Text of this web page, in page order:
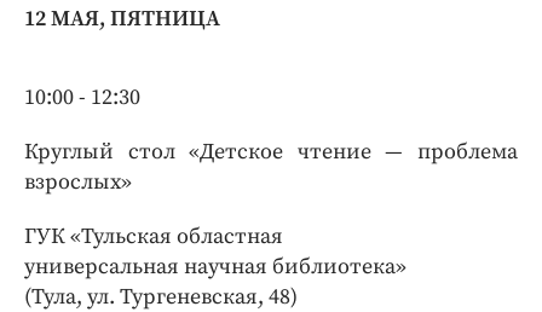
12 МАЯ, ПЯТНИЦА
10:00 - 12:30
Круглый стол «Детское чтение — проблема
взрослых»
ГУК «Тульская областная
универсальная научная библиотека»
(Тула, ул. Тургеневская, 48)